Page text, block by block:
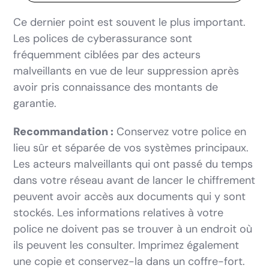
Ce dernier point est souvent le plus important.
Les polices de cyberassurance sont
fréquemment ciblées par des acteurs
malveillants en vue de leur suppression après
avoir pris connaissance des montants de
garantie.
Recommandation : Conservez votre police en
lieu sûr et séparée de vos systèmes principaux.
Les acteurs malveillants qui ont passé du temps
dans votre réseau avant de lancer le chiffrement
peuvent avoir accès aux documents qui y sont
stockés. Les informations relatives à votre
police ne doivent pas se trouver à un endroit où
ils peuvent les consulter. Imprimez également
une copie et conservez-la dans un coffre-fort.